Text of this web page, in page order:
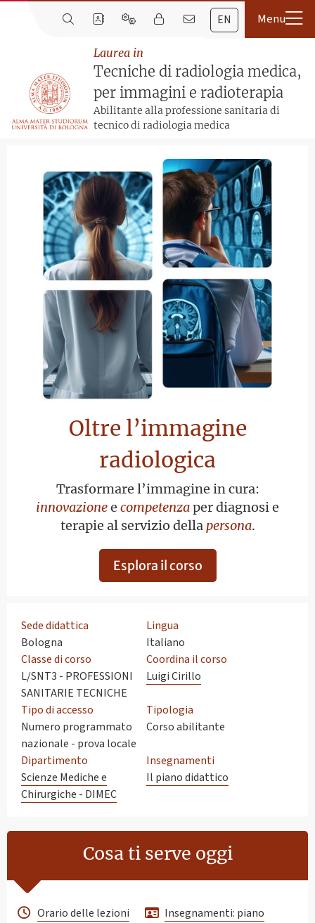
EN
Laurea in
Tecniche di radiologia medica,
per immagini e radioterapia
Abilitante alla professione sanitaria di
tecnico di radiologia medica
Oltre l’immagine
radiologica
Trasformare l’immagine in cura:
innovazionee competenzaper diagnosi e
terapie al servizio della persona.
Esplora il corso
Sede didattica
Bologna
Lingua
Italiano
Classe di corso
L/SNT3 - PROFESSIONI
SANITARIE TECNICHE
Coordina il corso
Luigi Cirillo
Tipo di accesso
Numero programmato
nazionale - prova locale
Tipologia
Corso abilitante
Dipartimento
Scienze Mediche e
Chirurgiche - DIMEC
Insegnamenti
Il piano didattico
Cosa ti serve oggi
Orario delle lezioni
Insegnamenti: piano